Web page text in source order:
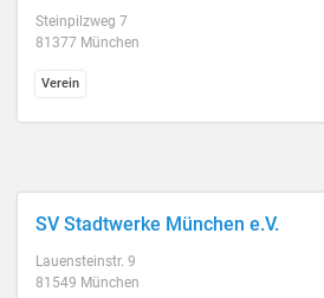
Steinpilzweg 7
81377 München
Verein
SV Stadtwerke München e.V.
Lauensteinstr. 9
81549 München